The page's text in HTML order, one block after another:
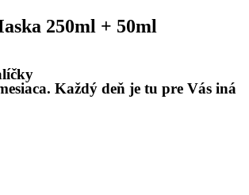
250ml + 50ml
Každý deň je tu pre Vás iná